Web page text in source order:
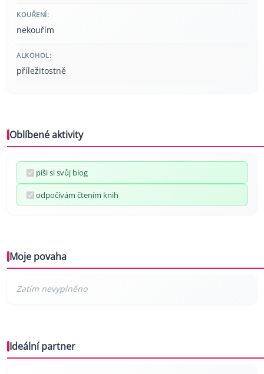
KOUŘENÍ:
nekouřím
ALKOHOL:
příležitostně
Oblíbené aktivity
píši si svůj blog
odpočívám čtením knih
Moje povaha
Ideální partner